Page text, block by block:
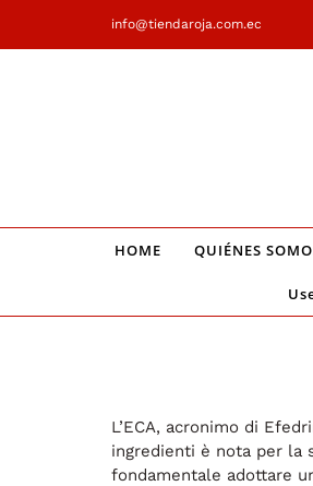
info@tiendaroja.com.ec
HOME QUIÉNES
L’ECA, acronimo di
ingredienti è nota per la
fondamentale adottare